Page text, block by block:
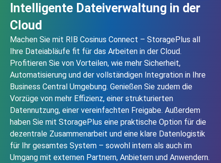
Intelligente Dateiverwaltung in der
Cloud
Machen Sie mit RIB Cosinus Connect – StoragePlus all
Ihre Dateiabläufe fit für das Arbeiten in der Cloud.
Profitieren Sie von Vorteilen, wie mehr Sicherheit,
Automatisierung und der vollständigen Integration in Ihre
Business Central Umgebung. Genießen Sie zudem die
Vorzüge von mehr Effizienz, einer strukturierten
Datennutzung, einer vereinfachten Freigabe. Außerdem
haben Sie mit StoragePlus eine praktische Option für die
dezentrale Zusammenarbeit und eine klare Datenlogistik
für Ihr gesamtes System – sowohl intern als auch im
Umgang mit externen Partnern, Anbietern und Anwendern.